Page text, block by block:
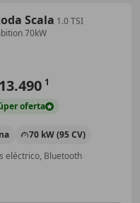
Scala 1.0 TSI
70kW
1
oferta
70 kW (95 CV)
eléctrico, Bluetooth